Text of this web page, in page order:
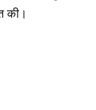
की।